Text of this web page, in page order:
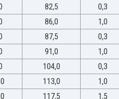
82,5
0,3
86,0
1,0
87,5
0,3
91,0
1,0
104,0
0,3
113,0
1,0
117,5
1,5